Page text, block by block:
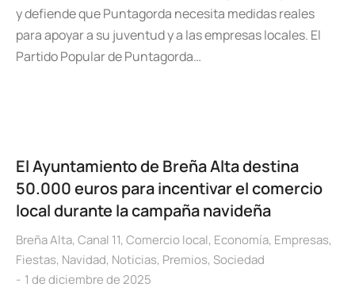
y defiende que Puntagorda necesita medidas reales
para apoyar a su juventud y a las empresas locales. El
Partido Popular de Puntagorda…
El Ayuntamiento de Breña Alta destina
50.000 euros para incentivar el comercio
local durante la campaña navideña
Breña Alta, Canal 11, Comercio local, Economía, Empresas,
Fiestas, Navidad, Noticias, Premios, Sociedad
1 de diciembre de 2025